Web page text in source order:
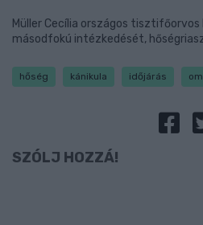
Müller Cecília országos
másodfokú intézkedését,
hőség kánikula időjárás
SZÓLJ HOZZÁ!